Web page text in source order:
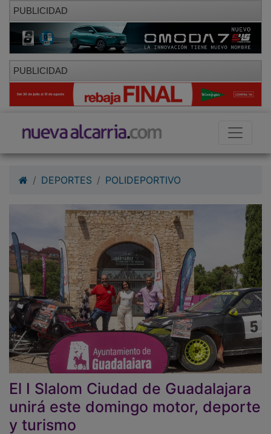
PUBLICIDAD
PUBLICIDAD
El I Slalom Ciudad de Guadalajara
unirá este domingo motor, deporte
y turismo